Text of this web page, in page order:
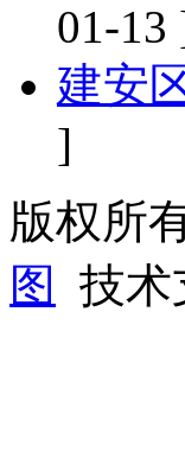
01-13
建安
]
版权所
图
技术